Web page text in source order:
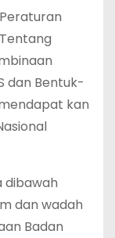
dan Bentuk-
kan
dibawah
dan wadah
Badan